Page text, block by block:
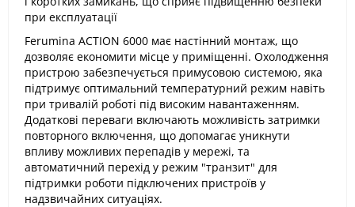
при експлуатації​
Ferumina ACTION 6000 має настінний монтаж, що
дозволяє економити місце у приміщенні. Охолодження
пристрою забезпечується примусовою системою, яка
підтримує оптимальний температурний режим навіть
при тривалій роботі під високим навантаженням.
Додаткові переваги включають можливість затримки
повторного включення, що допомагає уникнути
впливу можливих перепадів у мережі, та
автоматичний перехід у режим "транзит" для
підтримки роботи підключених пристроїв у
надзвичайних ситуаціях​.